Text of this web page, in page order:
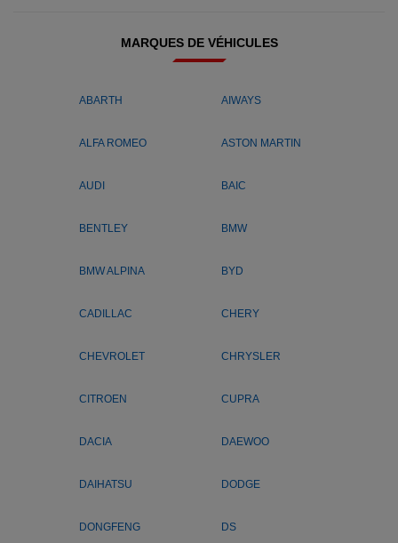
MARQUES DE VÉHICULES
ABARTH AIWAYS
ALFA ROMEO ASTON MARTIN
AUDI BAIC
BENTLEY BMW
BMW ALPINA BYD
CADILLAC CHERY
CHEVROLET CHRYSLER
CITROEN CUPRA
DACIA DAEWOO
DAIHATSU DODGE
DONGFENG DS